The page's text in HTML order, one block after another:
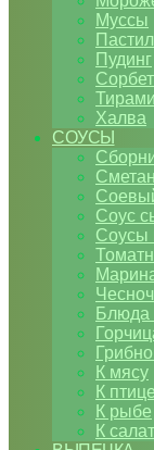
Муссы
Пудинг
Сорбет
Халва
СОУСЫ
Соус
Соусы
Блюда
К мясу
К птице
К рыбе
К